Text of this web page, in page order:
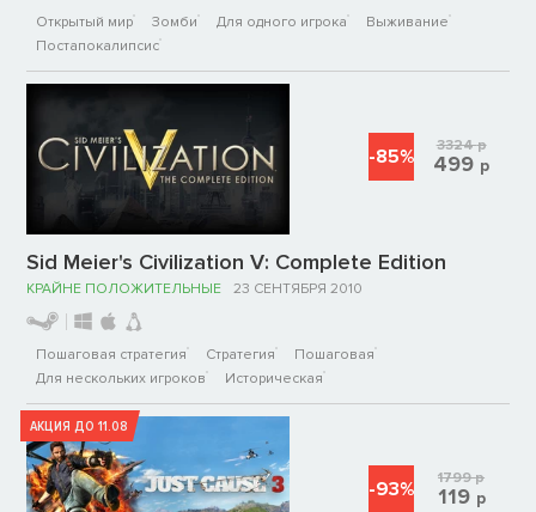
Открытый мир Зомби Для одного игрока
Выживание
Постапокалипсис
Sid Meier's Civilization V: Complete Edition
КРАЙНЕ ПОЛОЖИТЕЛЬНЫЕ 23 СЕНТЯБРЯ 2010
Пошаговая стратегия Стратегия
Пошаговая
Для нескольких игроков
Историческая
-85% 3324р
499 р
АКЦИЯ ДО 11.08
-93% 1799р
119 р